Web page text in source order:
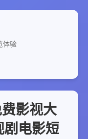
体验
影视大
电影短